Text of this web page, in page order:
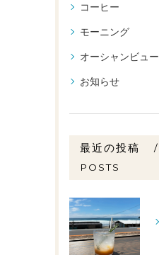
コーヒー
モーニング
オーシャンビュー
お知らせ
最近の投稿
POSTS